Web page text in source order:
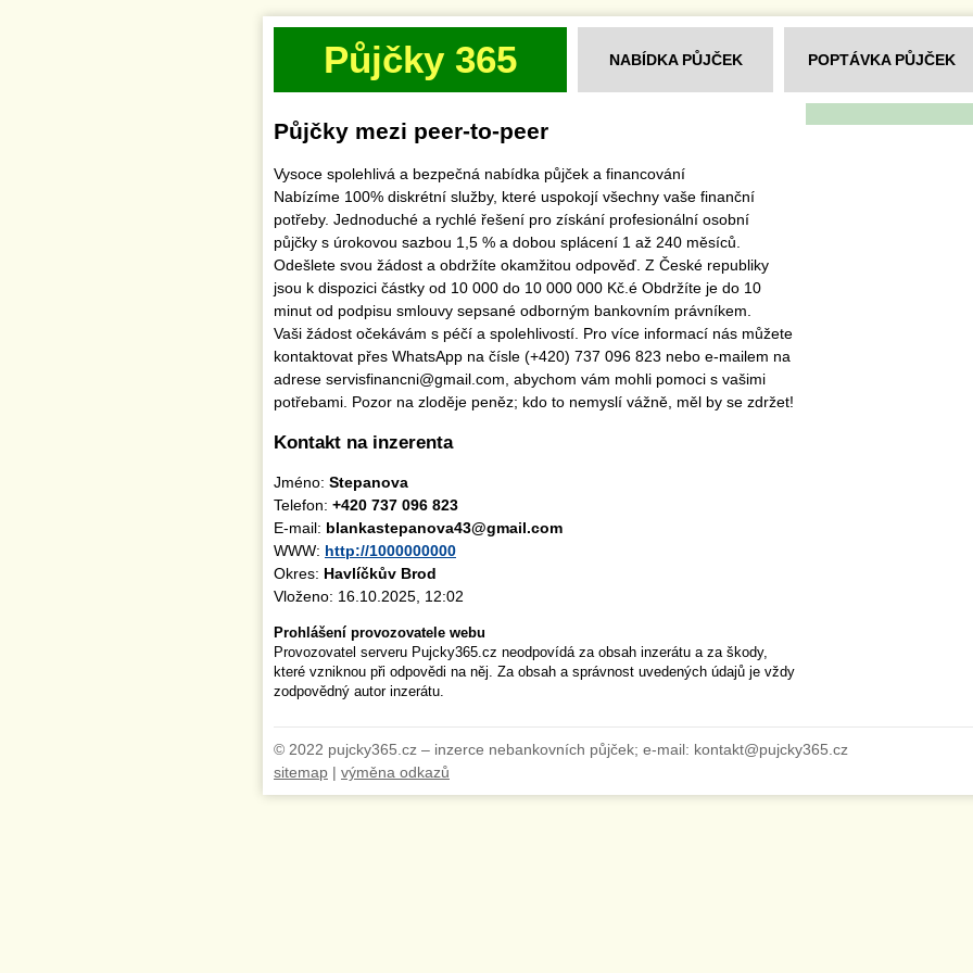
Půjčky 365 NABÍDKA PŮJČEK POPTÁVKA PŮJČEK
Půjčky mezi peer-to-peer
Vysoce spolehlivá a bezpečná nabídka půjček a financování
Nabízíme 100% diskrétní služby, které uspokojí všechny vaše finanční
potřeby. Jednoduché a rychlé řešení pro získání profesionální osobní
půjčky s úrokovou sazbou 1,5 % a dobou splácení 1 až 240 měsíců.
Odešlete svou žádost a obdržíte okamžitou odpověď. Z České republiky
jsou k dispozici částky od 10 000 do 10 000 000 Kč.é Obdržíte je do 10
minut od podpisu smlouvy sepsané odborným bankovním právníkem.
Vaši žádost očekávám s péčí a spolehlivostí. Pro více informací nás můžete
kontaktovat přes WhatsApp na čísle (+420) 737 096 823 nebo e-mailem na
adrese servisfinancni@gmail.com, abychom vám mohli pomoci s vašimi
potřebami. Pozor na zloděje peněz; kdo to nemyslí vážně, měl by se zdržet!
Kontakt na inzerenta
Jméno: Stepanova
Telefon: +420 737 096 823
E-mail: blankastepanova43@gmail.com
WWW: http://1000000000
Okres: Havlíčkův Brod
Vloženo: 16.10.2025, 12:02
Prohlášení provozovatele webu
Provozovatel serveru Pujcky365.cz neodpovídá za obsah inzerátu a za škody,
které vzniknou při odpovědi na něj. Za obsah a správnost uvedených údajů je vždy
zodpovědný autor inzerátu.
© 2022 pujcky365.cz – inzerce nebankovních půjček; e-mail: kontakt@pujcky365.cz
sitemap | výměna odkazů